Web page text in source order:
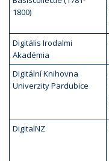
1800)
Digitális Irodalmi
Akadémia
Digitální Knihovna
Univerzity Pardubice
DigitalNZ